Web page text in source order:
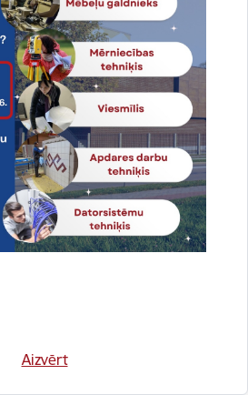
Aizvērt
Sniegt atsauksmi